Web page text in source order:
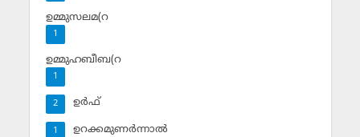
ഉമ്മുസലമ(റ
1
ഉമ്മുഹബീബ(റ
1
ഉര്‍ഫ്
2
ഉറക്കമുണര്‍ന്നാല്‍
1